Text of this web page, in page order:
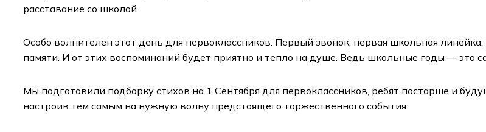
расставание со школой.
Особо волнителен этот день для первоклассников. Первый звонок, первая школьная
памяти. И от этих воспоминаний будет приятно и тепло на душе. Ведь школьные годы — это
Мы подготовили подборку стихов на 1 Сентября для первоклассников, ребят постарше и
настроив тем самым на нужную волну предстоящего торжественного события.